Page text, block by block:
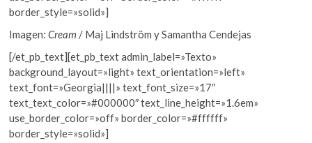
border_style=»solid»]
Imagen:Cream / Maj Lindström y Samantha Cendejas
[/et_pb_text][et_pb_text admin_label=»Texto»
background_layout=»light» text_orientation=»left»
text_font=»Georgia||||» text_font_size=»17″
text_text_color=»#000000″ text_line_height=»1.6em»
use_border_color=»off» border_color=»#ffffff»
border_style=»solid»]